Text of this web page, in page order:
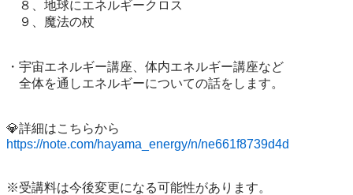
８、地球にエネルギークロス
９、魔法の杖
・宇宙エネルギー講座、体内エネルギー講座など
全体を通しエネルギーについての話をします。
https://note.com/hayama_energy/n/ne661f8739d4d
※受講料は今後変更になる可能性があります。